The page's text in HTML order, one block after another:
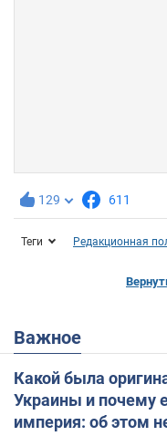
129 611
Теги Редакционная
Важное
Какой была
Украины и почему
империя: об этом